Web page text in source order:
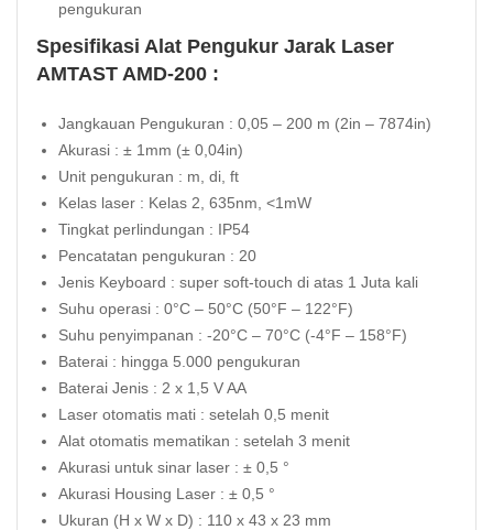
pengukuran
Spesifikasi Alat Pengukur Jarak Laser
AMTAST AMD-200 :
Jangkauan Pengukuran : 0,05 – 200 m (2in – 7874in)
Akurasi : ± 1mm (± 0,04in)
Unit pengukuran : m, di, ft
Kelas laser : Kelas 2, 635nm, <1mW
Tingkat perlindungan : IP54
Pencatatan pengukuran : 20
Jenis Keyboard : super soft-touch di atas 1 Juta kali
Suhu operasi : 0°C – 50°C (50°F – 122°F)
Suhu penyimpanan : -20°C – 70°C (-4°F – 158°F)
Baterai : hingga 5.000 pengukuran
Baterai Jenis : 2 x 1,5 V AA
Laser otomatis mati : setelah 0,5 menit
Alat otomatis mematikan : setelah 3 menit
Akurasi untuk sinar laser : ± 0,5 °
Akurasi Housing Laser : ± 0,5 °
Ukuran (H x W x D) : 110 x 43 x 23 mm